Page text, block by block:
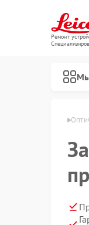
Ремонт
Leica в Волгограде